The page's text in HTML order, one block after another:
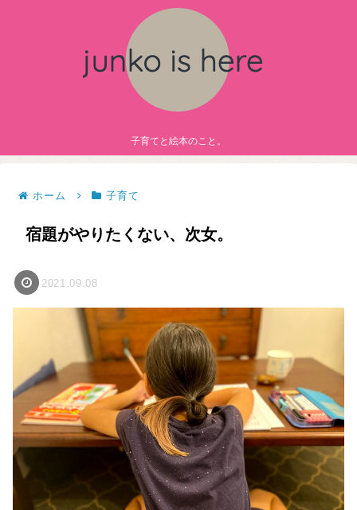
子育てと絵本のこと。
ホーム 子育て
宿題がやりたくない、次女。
2021.09.08